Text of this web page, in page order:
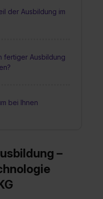
der Ausbildung im
fertiger Ausbildung
bei Ihnen
–